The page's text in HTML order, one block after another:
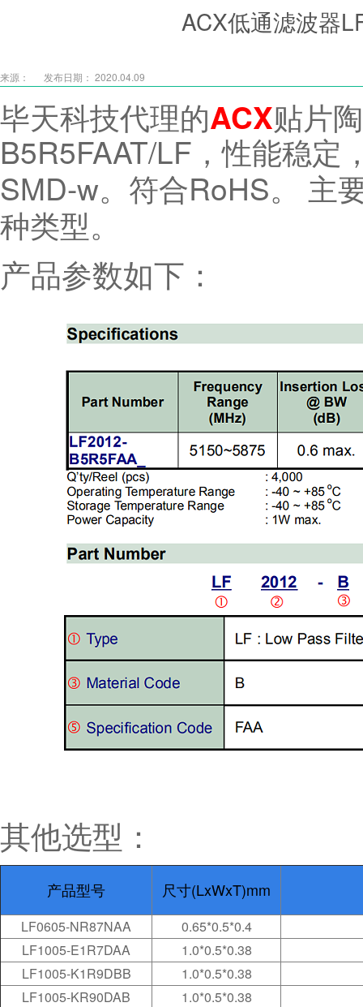
ACX低通滤波器
来源： 发布日期： 2020.04.09
毕天科技代理的ACX贴片
B5R5FAAT/LF，性能稳定
SMD-w。符合RoHS。
主
种类型。
产品参数如下：
其他选型：
产品型号 尺寸(LxWxT)mm
LF0605-NR87NAA
0.65*0.5*0.4
LF1005-E1R7DAA
1.0*0.5*0.38
LF1005-K1R9DBB
1.0*0.5*0.38
LF1005-KR90DAB
1.0*0.5*0.38